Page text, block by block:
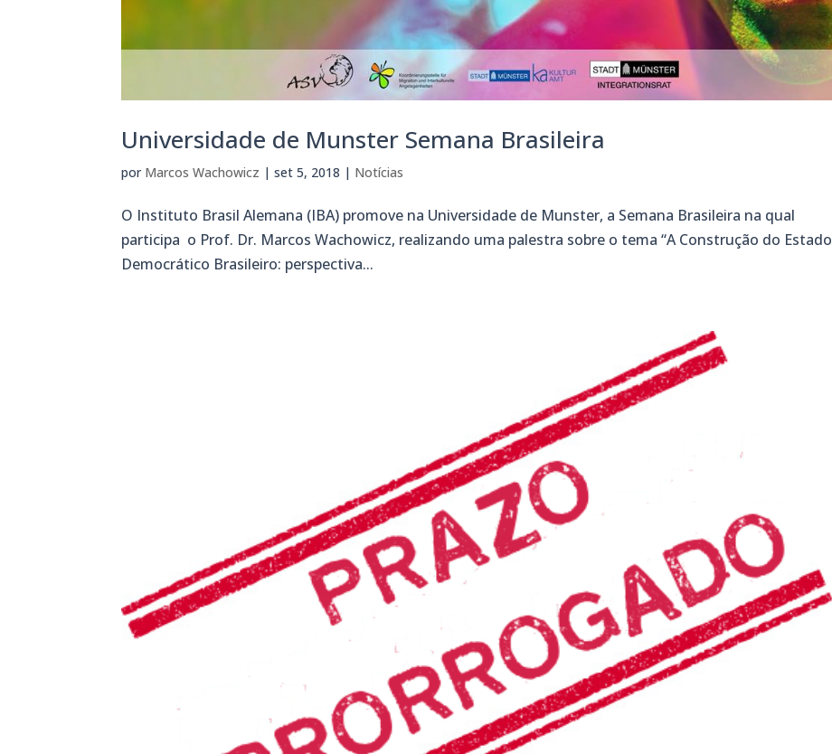
Universidade de Munster Semana Brasileira
por Marcos Wachowicz |set 5, 2018 | Notícias
O Instituto Brasil Alemana (IBA) promove na Universidade de Munster, a Semana Brasileira na qual
participa o Prof. Dr. Marcos Wachowicz, realizando uma palestra sobre o tema “A Construção do Estado
Democrático Brasileiro: perspectiva...